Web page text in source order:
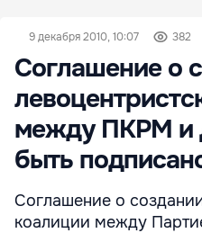
9 декабря 2010, 10:07 382
Соглашение о
между ПКРМ
быть
Соглашение о
коалиции между